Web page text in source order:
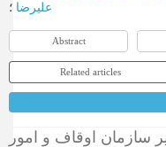
علیرضا ؛
Abstract
Related articles
سازمان اوقاف و امور